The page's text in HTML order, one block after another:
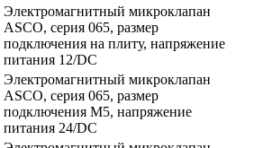
Электромагнитный микроклапан
ASCO, серия 065, размер
подключения на плиту, напряжение
питания 12/DC
Электромагнитный микроклапан
ASCO, серия 065, размер
подключения M5, напряжение
питания 24/DC